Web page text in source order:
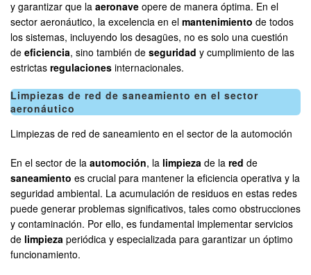
y garantizar que la aeronave opere de manera óptima. En el
sector aeronáutico, la excelencia en el mantenimiento de todos
los sistemas, incluyendo los desagües, no es solo una cuestión
de eficiencia, sino también de seguridad y cumplimiento de las
estrictas regulaciones internacionales.
Limpiezas de red de saneamiento en el sector
aeronáutico
Limpiezas de red de saneamiento en el sector de la automoción
En el sector de la automoción, la limpieza de la red de
saneamiento es crucial para mantener la eficiencia operativa y la
seguridad ambiental. La acumulación de residuos en estas redes
puede generar problemas significativos, tales como obstrucciones
y contaminación. Por ello, es fundamental implementar servicios
de limpieza periódica y especializada para garantizar un óptimo
funcionamiento.